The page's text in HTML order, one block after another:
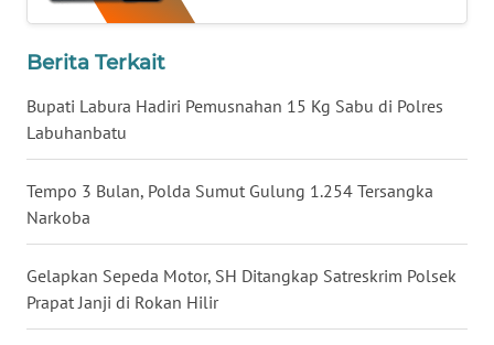
Berita Terkait
Bupati Labura Hadiri Pemusnahan 15 Kg Sabu di Polres
Labuhanbatu
Tempo 3 Bulan, Polda Sumut Gulung 1.254 Tersangka
Narkoba
Gelapkan Sepeda Motor, SH Ditangkap Satreskrim Polsek
Prapat Janji di Rokan Hilir
WN
WN
LANGKAT
WN
TAPANULI
SELATAN
WN
TANJUNG
LESUNG